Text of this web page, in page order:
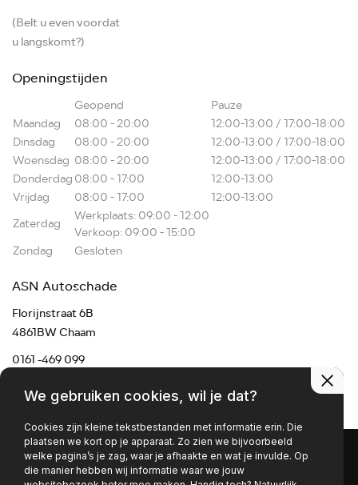
(Belt u even voordat
u langskomt?)
Openingstijden
Geopend
Pauze
Maandag
08:00 - 20:00
12:00-13:00 / 17:00-18:00
Dinsdag
08:00 - 20:00
12:00-13:00 / 17:00-18:00
Woensdag 08:00 - 20:00
12:00-13:00 / 17:00-18:00
Donderdag08:00 - 17:00
12:00-13:00
Vrijdag
08:00 - 17:00
12:00-13:00
Zaterdag
Werkplaats: 09:00 - 12:00
Verkoop: 09:00 - 15:00
Zondag
Gesloten
ASN Autoschade
Florijnstraat 6B
4861BW Chaam
0161 -469 099
chaam@asnmail.nl
We gebruiken cookies, wil je dat?
Cookies zijn kleine tekstbestanden met informatie erin. Die
plaatsen we kort op je apparaat. Zo zien we bijvoorbeeld
welke pagina’s je zag, waar je afhaakte en wat je invulde. Op
die manier hebben wij informatie waar we jouw